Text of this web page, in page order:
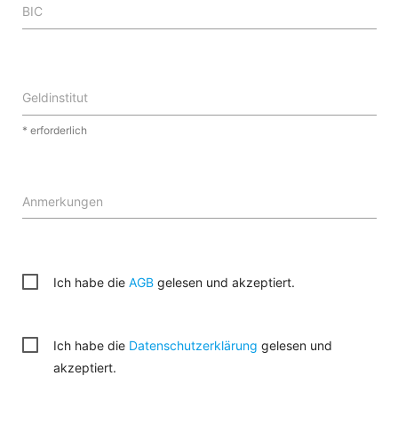
BIC
Geldinstitut
* erforderlich
Anmerkungen
Ich habe die AGBgelesen und akzeptiert.
Ich habe die Datenschutzerklärung gelesen und
akzeptiert.